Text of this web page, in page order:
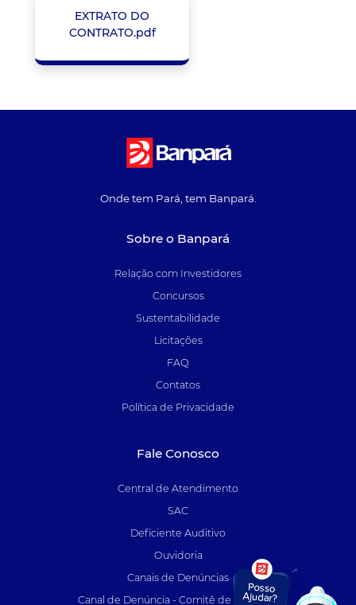
EXTRATO DO
CONTRATO.pdf
Onde tem Pará, tem Banpará.
Sobre o Banpará
Relação com Investidores
Concursos
Sustentabilidade
Licitações
FAQ
Contatos
Política de Privacidade
Fale Conosco
Central de Atendimento
SAC
Deficiente Auditivo
Ouvidoria
Canais de Denúncias
Canal de Denúncia - Comitê de Auditoria